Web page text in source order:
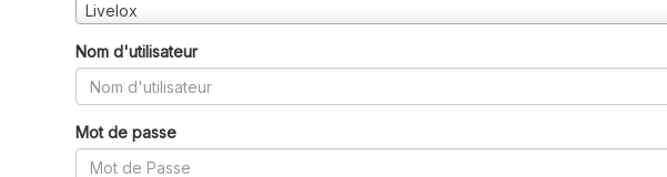
Livelox
Nom d'utilisateur
Mot de passe